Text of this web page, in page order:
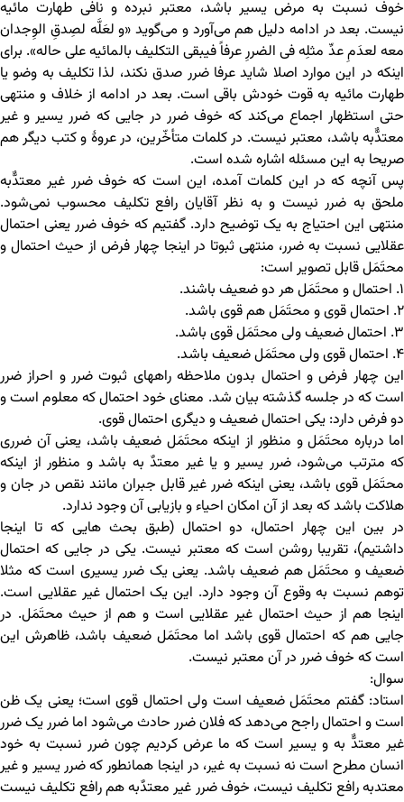
خوف نسبت به مرض یسیر باشد، معتبر نبرده و نافی طهارت مائیه
نیست. بعد در ادامه دلیل هم می‌آورد و می‌گوید «و لعَلَّه لصِدقِ الوِجدان
معه لعدَمِ عدِّ مثلِه فی الضررِ عرفاً فیبقی التکلیف بالمائیه علی حاله». برای
اینکه در این موارد اصلا شاید عرفا ضرر صدق نکند، لذا تکلیف به وضو یا
طهارت مائیه به قوت خودش باقی است. بعد در ادامه از خلاف و منتهی
حتی استظهار اجماع می‌کند که خوف ضرر در جایی که ضرر یسیر و غیر
معتدٌّبه باشد، معتبر نیست. در کلمات متأخّرین، در عروۀ و کتب دیگر هم
صریحا به این مسئله اشاره شده است.
پس آنچه که در این کلمات آمده، این است که خوف ضرر غیر معتدٌّبه
ملحق به ضرر نیست و به نظر آقایان رافع تکلیف محسوب نمی‌شود.
منتهی این احتیاج به یک توضیح دارد. گفتیم که خوف ضرر یعنی احتمال
عقلایی نسبت به ضرر، منتهی ثبوتا در اینجا چهار فرض از حیث احتمال و
محتَمَل قابل تصویر است:
۱. احتمال و محتَمَل هر دو ضعیف باشند.
۲. احتمال قوی و محتَمَل هم قوی باشد.
۳. احتمال ضعیف ولی محتَمَل قوی باشد.
۴. احتمال قوی ولی محتَمَل ضعیف باشد.
این چهار فرض و احتمال بدون ملاحظه راههای ثبوت ضرر و احراز ضرر
است که در جلسه گذشته بیان شد. معنای خود احتمال که معلوم است و
دو فرض دارد: یکی احتمال ضعیف و دیگری احتمال قوی.
اما درباره محتَمَل و منظور از اینکه محتَمَل ضعیف باشد، یعنی آن ضرری
که مترتب می‌شود، ضرر یسیر و یا غیر معتدٌ به باشد و منظور از اینکه
محتَمَل قوی باشد، یعنی اینکه ضرر غیر قابل جبران مانند نقص در جان و
هلاکت باشد که بعد از آن امکان احیاء و بازیابی آن وجود ندارد.
در بین این چهار احتمال، دو احتمال (طبق بحث هایی که تا اینجا
داشتیم)، تقریبا روشن است که معتبر نیست. یکی در جایی که احتمال
ضعیف و محتَمَل هم ضعیف باشد. یعنی یک ضرر یسیری است که مثلا
توهم نسبت به وقوع آن وجود دارد. این یک احتمال غیر عقلایی است.
اینجا هم از حیث احتمال غیر عقلایی است و هم از حیث محتَمَل. در
جایی هم که احتمال قوی باشد اما محتَمَل ضعیف باشد، ظاهرش این
است که خوف ضرر در آن معتبر نیست.
سوال:
استاد: گفتم محتَمَل ضعیف است ولی احتمال قوی است؛ یعنی یک ظن
است و احتمال راجح می‌دهد که فلان ضرر حادث می‌شود اما ضرر یک ضرر
غیر معتدٌّ به و یسیر است که ما عرض کردیم چون ضرر نسبت به خود
انسان مطرح است نه نسبت به غیر، در اینجا همانطور که ضرر یسیر و غیر
معتدبه رافع تکلیف نیست، خوف ضرر غیر معتدٌبه هم رافع تکلیف نیست